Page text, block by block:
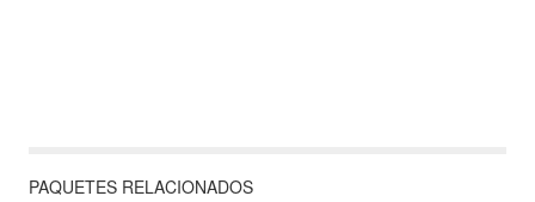
PAQUETES RELACIONADOS